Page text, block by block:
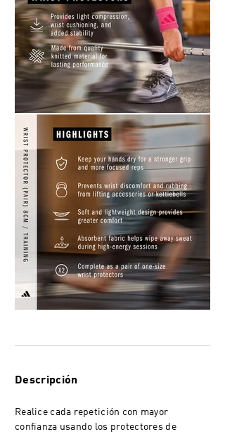
Descripción
Realice cada repetición con mayor
confianza usando los protectores de